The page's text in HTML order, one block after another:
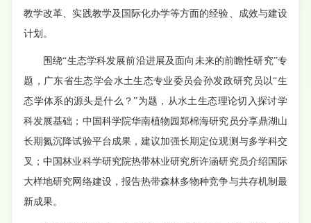
教学改革、实践教学及国际化办学等方面的经验、成效与建设
计划。
围绕“生态学科发展前沿进展及面向未来的前瞻性研究”专
题，广东省生态学会水土生态专业委员会孙发政研究员以“生
态学体系的源头是什么？”为题，从水土生态理论切入探讨学
科发展基础；中国科学院华南植物园郑棉海研究员分享鼎湖山
长期氮沉降试验平台成果，建议加强长期定位观测与多学科交
叉；中国林业科学研究院热带林业研究所许涵研究员介绍国际
大样地研究网络建设，报告热带森林多物种竞争与共存机制最
新成果。